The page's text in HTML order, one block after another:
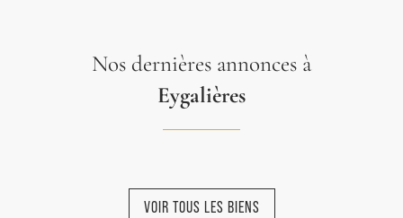
Nos dernières annonces à
Eygalières
VOIR TOUS LES BIENS